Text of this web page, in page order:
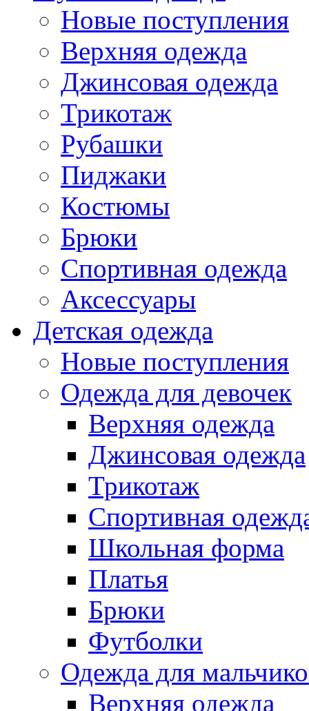
Новые поступления
Верхняя одежда
Джинсовая одежда
Трикотаж
Рубашки
Пиджаки
Костюмы
Брюки
Спортивная одежда
Аксессуары
Детская одежда
Новые поступления
Одежда для девочек
Верхняя одежда
Джинсовая одежда
Трикотаж
Спортивная
Школьная форма
Платья
Брюки
Футболки
Одежда для
Верхняя одежда